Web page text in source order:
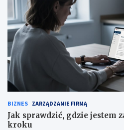
BIZNES ZARZĄDZANIE FIRMĄ
Jak sprawdzić, gdzie jestem
kroku